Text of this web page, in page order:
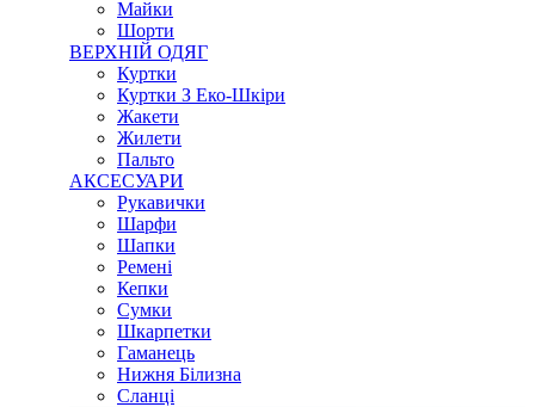
Майки
Шорти
ВЕРХНІЙ ОДЯГ
Куртки
Куртки З Еко-Шкіри
Жакети
Жилети
Пальто
АКСЕСУАРИ
Рукавички
Шарфи
Шапки
Ремені
Кепки
Сумки
Шкарпетки
Гаманець
Нижня Білизна
Сланці